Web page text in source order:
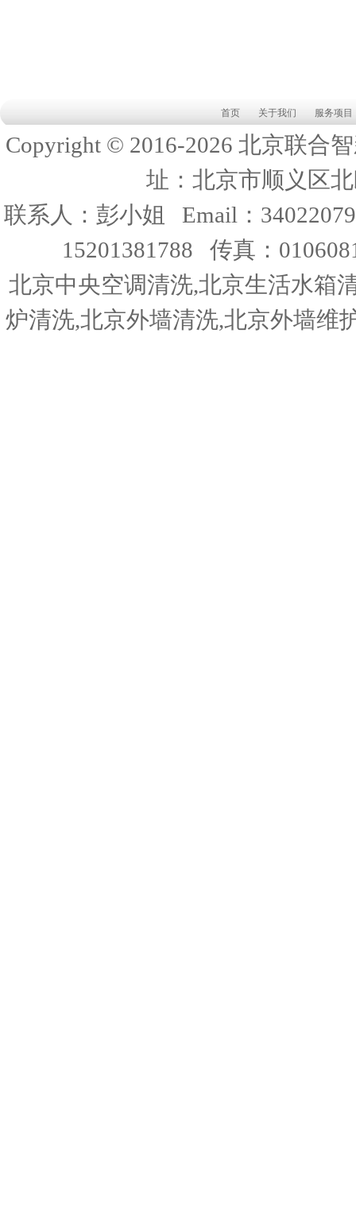
首页 关于我们 服务项目
Copyright © 2016-2026 北京联合
址：北京市顺义区
联系人：彭小姐 Email：
15201381788 传真：
北京中央空调清洗,北京生活水箱
炉清洗,北京外墙清洗,北京外墙维